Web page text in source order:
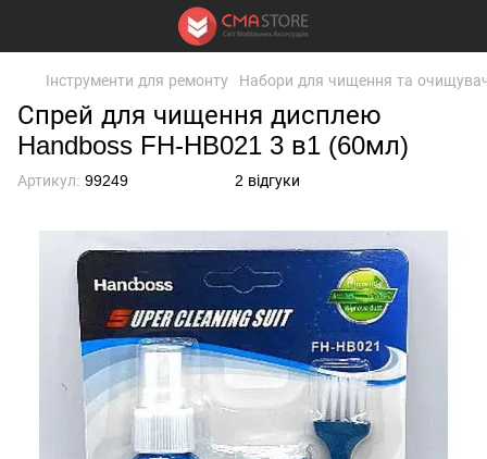
Інструменти для ремонту Набори для чищення та
Спрей для чищення дисплею
Handboss FH-HB021 3 в1 (60мл)
Артикул: 99249 2 відгуки